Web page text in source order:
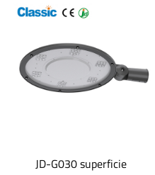
JD-G030 superficie